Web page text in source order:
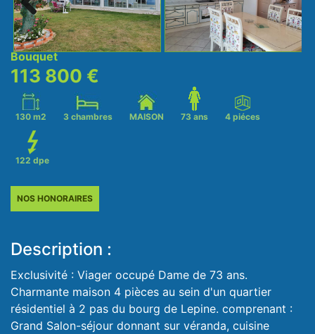
Next
130 m2 3 chambres MAISON 73 ans 4 piéces
122 dpe
Bouquet
113 800 €
NOS HONORAIRES
Description :
Exclusivité : Viager occupé Dame de 73 ans.
Charmante maison 4 pièces au sein d'un quartier
résidentiel à 2 pas du bourg de Lepine. comprenant :
Grand Salon-séjour donnant sur véranda, cuisine